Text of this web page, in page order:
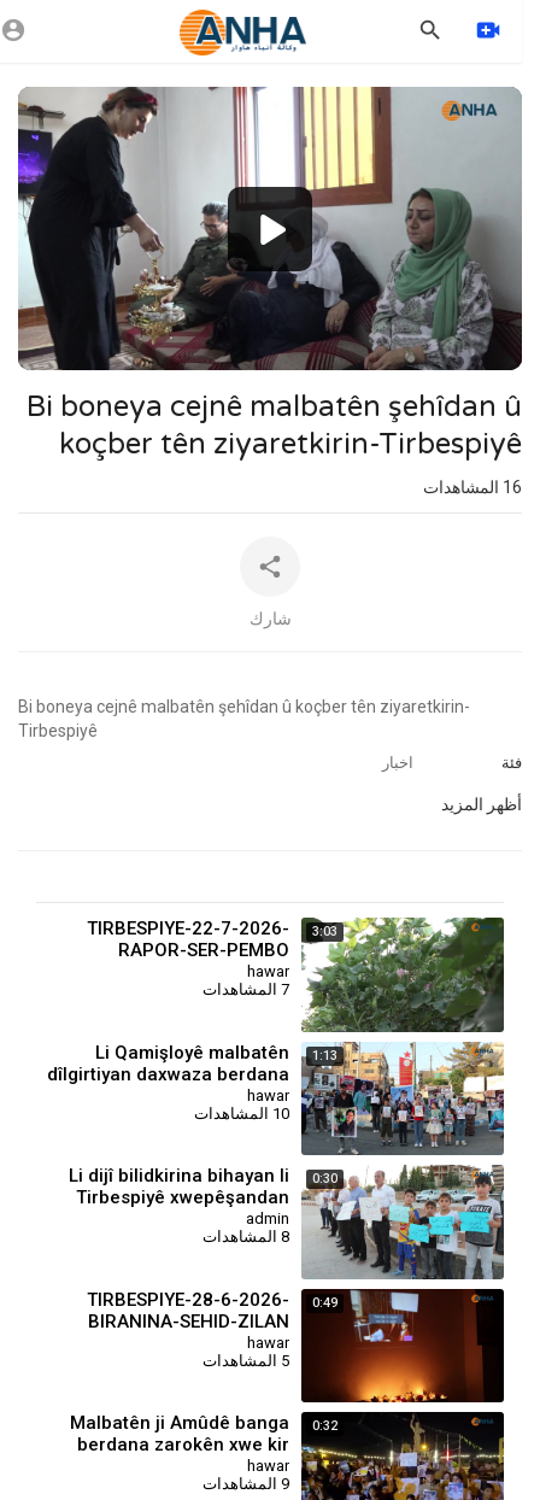
Video
Player
720p
360p
Bi boneya cejnê malbatên şehîdan û
koçber tên ziyaretkirin-Tirbespiyê
المشاهدات
شارك
⁣Bi boneya cejnê malbatên şehîdan û koçber tên ziyaretkirin-
Tirbespiyê
فئة اخبار
أظهر المزيد
3:03
TIRBESPIYE-22-7-2026-
RAPOR-SER-PEMBO
hawar
7 المشاهدات
1:13
Li Qamişloyê malbatên
dîlgirtiyan daxwaza berdana
zarokên xwe kir
hawar
10 المشاهدات
0:30
⁣Li dijî bilidkirina bihayan li
Tirbespiyê xwepêşandan
admin
0:49
TIRBESPIYE-28-6-2026-
BIRANINA-SEHID-ZILAN
hawar
0:32
Malbatên ji Amûdê banga
berdana zarokên xwe kir
hawar
9 المشاهدات